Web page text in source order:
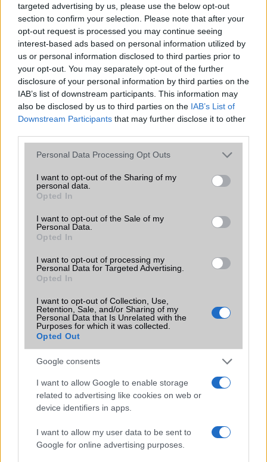
targeted advertising by us, please use the below opt-out
section to confirm your selection. Please note that after your
opt-out request is processed you may continue seeing
interest-based ads based on personal information utilized by
us or personal information disclosed to third parties prior to
your opt-out. You may separately opt-out of the further
disclosure of your personal information by third parties on the
IAB’s list of downstream participants. This information may
also be disclosed by us to third parties on the IAB’s List of
Downstream Participants that may further disclose it to other
Please note that this website/app uses one or more Google
not limited to your visit or usage behaviour. You may click to
grant or deny consent to Google and its third-party tags to
use your data for below specified purposes in below Google
consent section.
Personal Data Processing Opt Outs
I want to opt-out of the Sharing of my
personal data.
Opted In
I want to opt-out of the Sale of my
Personal Data.
Opted In
I want to opt-out of processing my
Personal Data for Targeted Advertising.
Opted In
I want to opt-out of Collection, Use,
Retention, Sale, and/or Sharing of my
Personal Data that Is Unrelated with the
Purposes for which it was collected.
Opted Out
Google consents
I want to allow Google to enable storage
related to advertising like cookies on web or
device identifiers in apps.
I want to allow my user data to be sent to
Google for online advertising purposes.
Számos népszerű Samsung Galaxy
készülék kimarad a One UI 9
frissítésből – itt a lista az érintett
modellekről
2026.06.30 | Phone Arena
A One UI 9 érkezése új mesterséges intelligencia-
funkciókat és továbbfejlesztett kezelőfelületet hoz,
azonban több korábbi csúcskategóriás és középkategóriás
Galaxy készülék számára ez lesz az út vége.
iPhone 18 bemutató dátum - ekkor
rántja le a leplet az Apple az új
csúcsmobilokról
2026.06.29| Phone Arena
A szeptemberi eseményen az iPhone 18 Pro modellek
mellett a régóta pletykált hajlítható iPhone Ultra is
bemutatkozhat, miközben az áremelésekről szóló
találgatások továbbra is beárnyékolják a rajtot.
funkció, amely észrevétlenül könnyíti
meg a mindennapokat
Sok felhasználó külön alkalmazásokra esküszik, pedig az
Android már évek óta olyan intelligens funkciókat kínál,
amelyek maguktól dolgoznak a háttérben.
Ez a rejtett Samsung funkció teljesen
sokan mégsem tudnak róla
2026.07.12| Android Central
Az Edge Panel az egyik leghasznosabb funkció, amely
miközben a Pixel telefonokból továbbra is hiányzik.